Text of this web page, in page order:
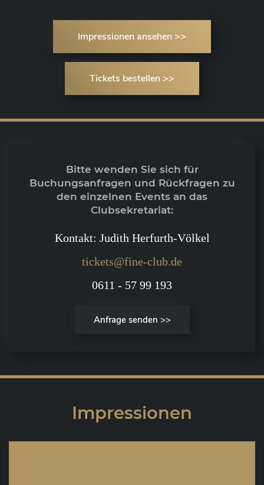
Impressionen ansehen >>
Tickets bestellen >>
Bitte wenden Sie sich für
Buchungsanfragen und Rückfragen zu
den einzelnen Events an das
Clubsekretariat:
Kontakt: Judith Herfurth-Völkel
tickets@fine-club.de
0611 - 57 99 193
Anfrage senden >>
Impressionen